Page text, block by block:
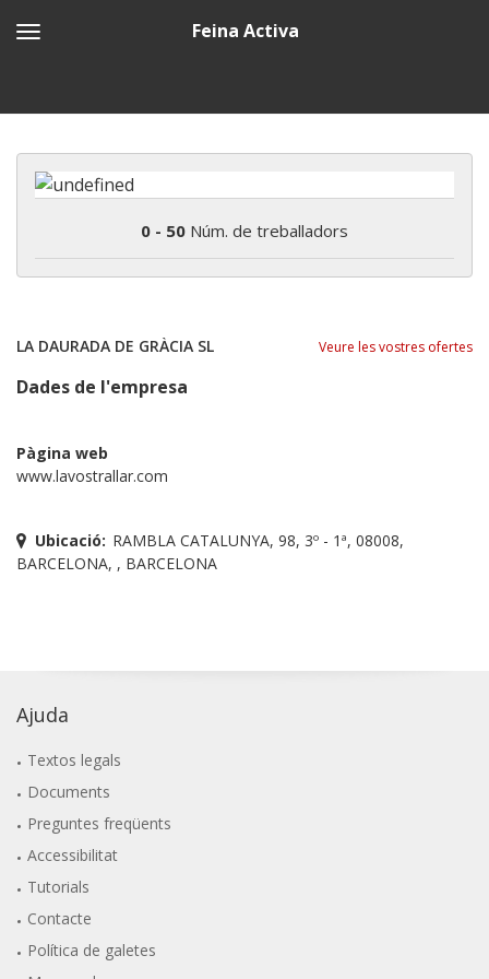
Feina Activa
0 - 50 Núm. de treballadors
LA DAURADA DE GRÀCIA SL Veure les vostres ofertes
Dades de l'empresa
Pàgina web
www.lavostrallar.com
Ubicació: RAMBLA CATALUNYA, 98, 3º - 1ª, 08008,
BARCELONA, , BARCELONA
Ajuda
Textos legals
Documents
Preguntes freqüents
Accessibilitat
Tutorials
Contacte
Política de galetes